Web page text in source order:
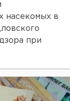
насекомых в
при